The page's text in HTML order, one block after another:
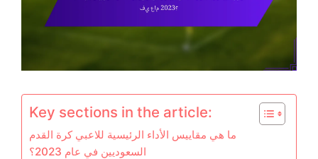
Key sections in the article:
ما هي مقاييس الأداء الرئيسية للاعبي كرة القدم
السعوديين في عام 2023؟